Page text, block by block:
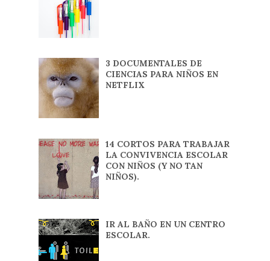
3 DOCUMENTALES DE
CIENCIAS PARA NIÑOS EN
NETFLIX
14 CORTOS PARA TRABAJAR
LA CONVIVENCIA ESCOLAR
CON NIÑOS (Y NO TAN
NIÑOS).
IR AL BAÑO EN UN CENTRO
ESCOLAR.